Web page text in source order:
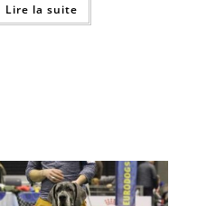
Lire la suite